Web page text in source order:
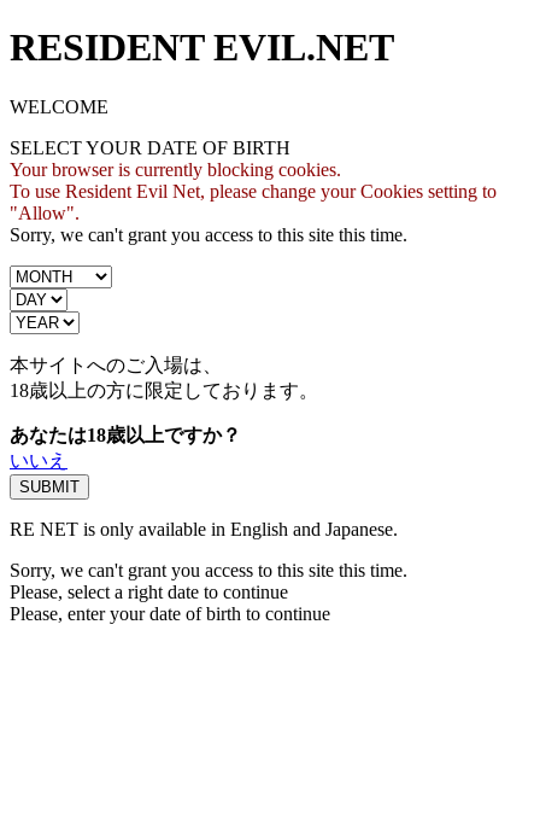
RESIDENT EVIL.NET
WELCOME
SELECT YOUR DATE OF BIRTH
Your browser is currently blocking cookies.
To use Resident Evil Net, please change your Cookies setting to
"Allow".
Sorry, we can't grant you access to this site this time.
本サイトへのご入場は、
18歳以上の方に限定しております。
あなたは18歳以上ですか？
いいえ
RE NET is only available in English and Japanese.
Sorry, we can't grant you access to this site this time.
Please, select a right date to continue
Please, enter your date of birth to continue